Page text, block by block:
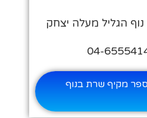
הגליל מעלה יצחק
מקיף שרת בנוף